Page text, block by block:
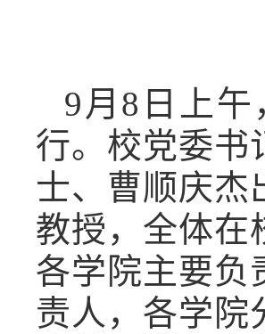
9月8日上午
行。校党委书
士、曹顺庆杰
教授，全体在
各学院主要负
责人，各学院